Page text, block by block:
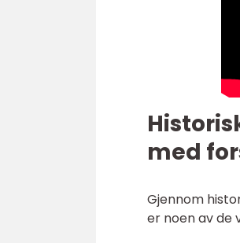
med
Gjennom
er noen av de